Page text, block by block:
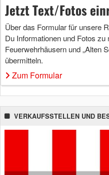
Jetzt Text/Fotos
Über das Formular für unsere
Du Informationen und Fotos
Feuerwehrhäusern und „Alten
übermitteln.
Zum Formular
VERKAUFSSTELLEN UND